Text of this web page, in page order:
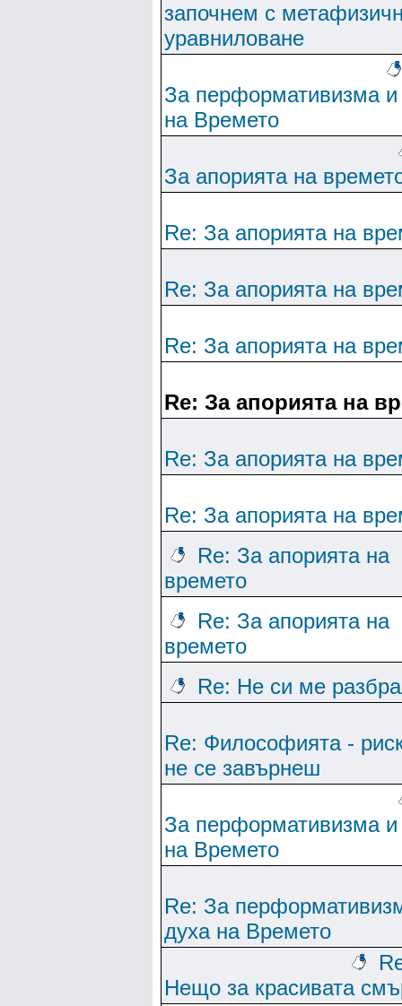
започнем с
уравниловане
За перформативизма и
на Времето
За апорията на
Re: За апорията на
Re: За апорията на
Re: За апорията на
Re: За апорията на
Re: За апорията на
Re: За апорията на
Re: За апорията на
времето
Re: За апорията на
времето
Re: Не си ме
Re: Философията -
не се завърнеш
За перформативизма и
на Времето
Re: За
духа на Времето
Нещо за красивата